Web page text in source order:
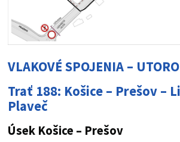
VLAKOVÉ SPOJENIA –
Trať 188: Košice – Prešov –
Plaveč
Úsek Košice – Prešov